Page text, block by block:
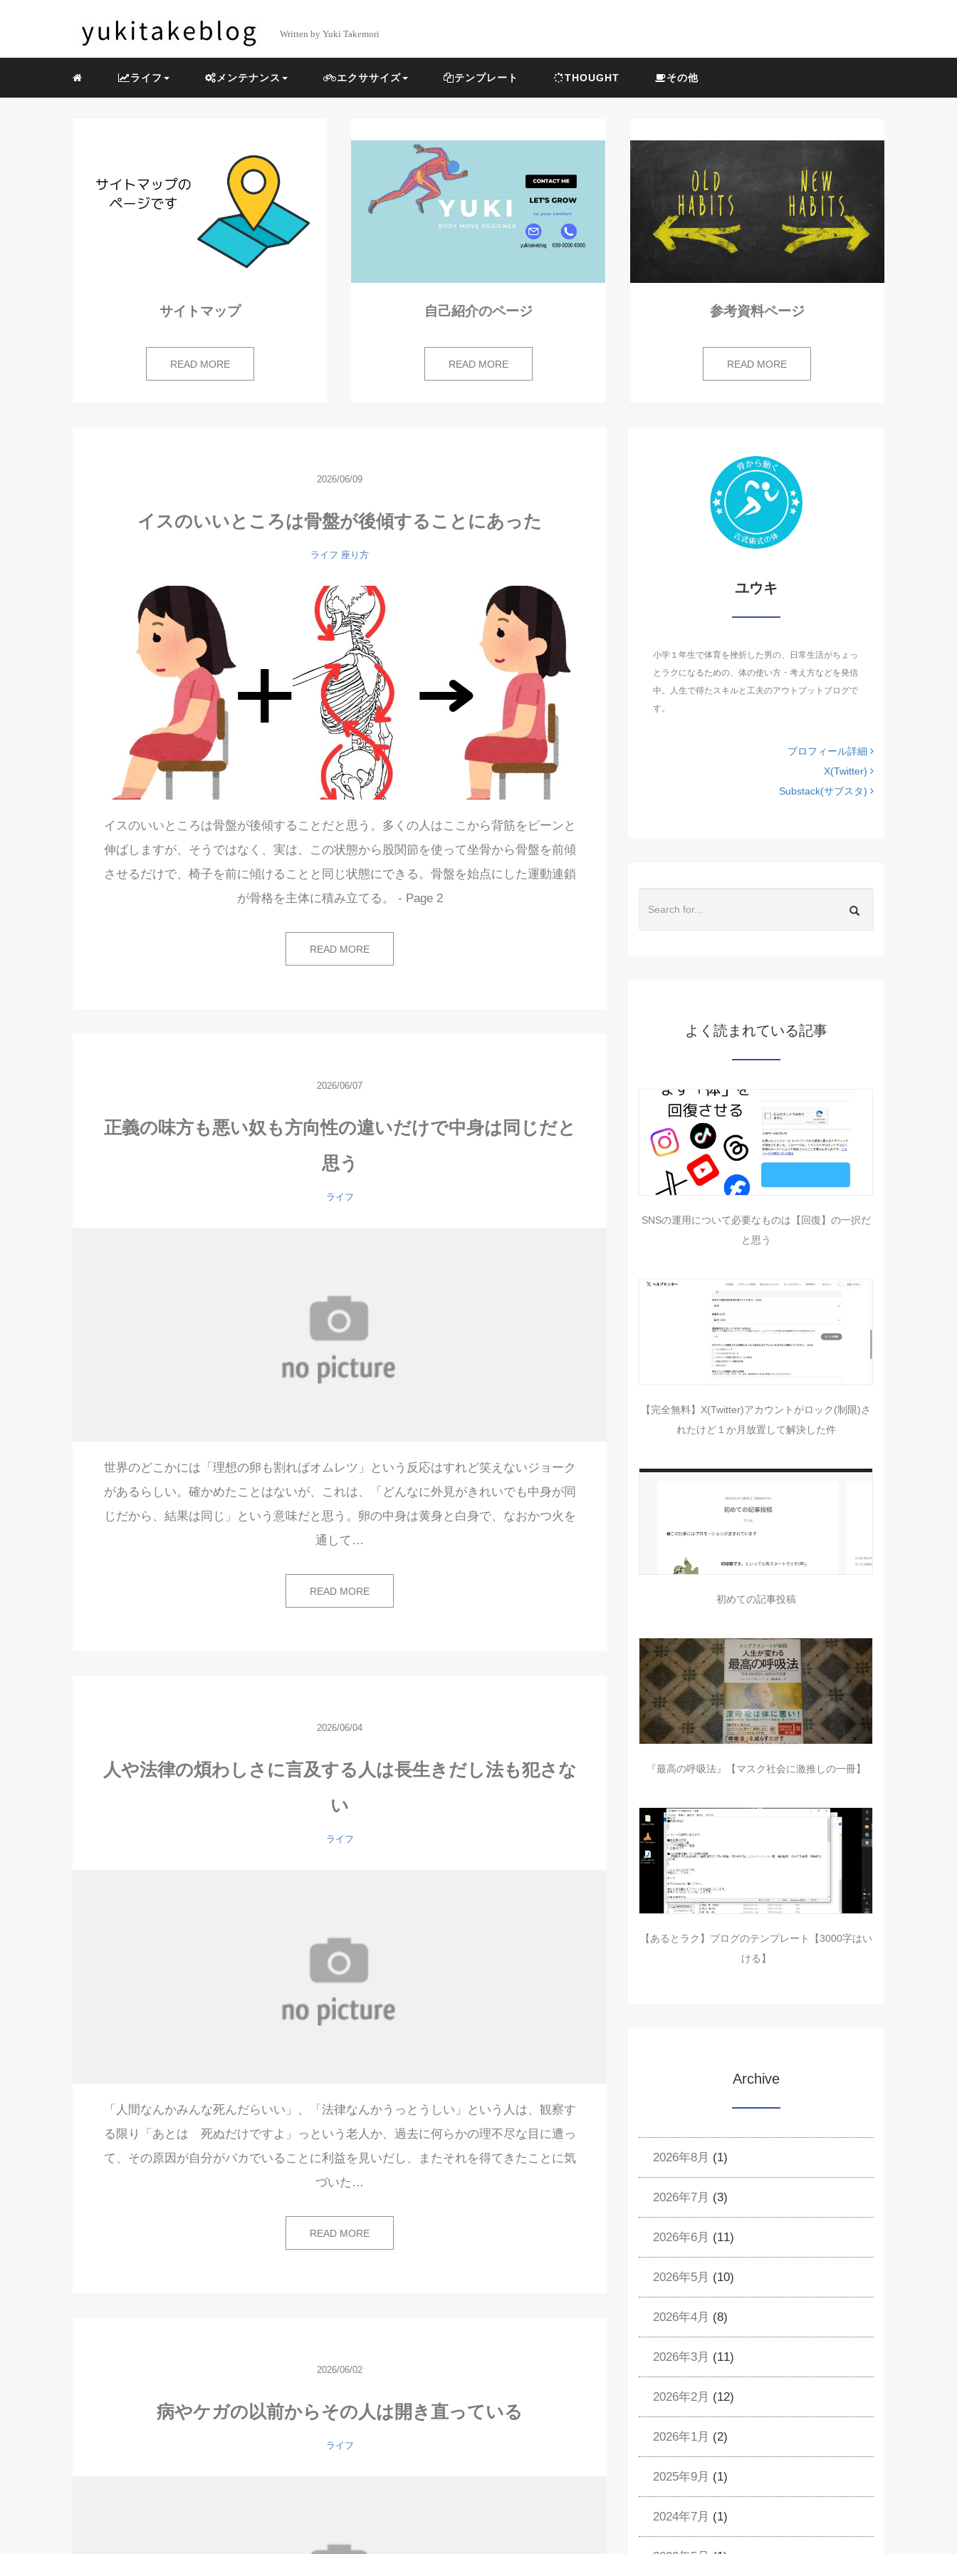
Written by Yuki Takemori
ライフ メンテナンス エクササイズ テンプレート THOUGHT その他
サイトマップ
READ MORE
自己紹介のページ
READ MORE
参考資料ページ
READ MORE
2026/06/09
イスのいいところは骨盤が後傾することにあった
ライフ 座り方
イスのいいところは骨盤が後傾することだと思う。多くの人はここから背筋をピーンと
伸ばしますが、そうではなく、実は、この状態から股関節を使って坐骨から骨盤を前傾
させるだけで、椅子を前に傾けることと同じ状態にできる。骨盤を始点にした運動連鎖
が骨格を主体に積み立てる。 - Page 2
READ MORE
2026/06/07
正義の味方も悪い奴も方向性の違いだけで中身は同じだと
思う
ライフ
世界のどこかには「理想の卵も割ればオムレツ」という反応はすれど笑えないジョーク
があるらしい。確かめたことはないが、これは、「どんなに外見がきれいでも中身が同
じだから、結果は同じ」という意味だと思う。卵の中身は黄身と白身で、なおかつ火を
通して…
READ MORE
2026/06/04
人や法律の煩わしさに言及する人は長生きだし法も犯さな
い
ライフ
「人間なんかみんな死んだらいい」、「法律なんかうっとうしい」という人は、観察す
る限り「あとは 死ぬだけですよ」っという老人か、過去に何らかの理不尽な目に遭っ
て、その原因が自分がバカでいることに利益を見いだし、またそれを得てきたことに気
づいた…
READ MORE
2026/06/02
病やケガの以前からその人は開き直っている
ライフ
ユウキ
小学１年生で体育を挫折した男の、日常生活がちょっ
とラクになるための、体の使い方・考え方などを発信
中。人生で得たスキルと工夫のアウトプットブログで
す。
プロフィール詳細
X(Twitter)
Substack(サブスタ)
よく読まれている記事
SNSの運用について必要なものは【回復】の一択だ
と思う
【完全無料】X(Twitter)アカウントがロック(制限)さ
れたけど１か月放置して解決した件
初めての記事投稿
『最高の呼吸法』【マスク社会に激推しの一冊】
【あるとラク】ブログのテンプレート【3000字はい
ける】
Archive
2026年8月 (1)
2026年7月 (3)
2026年6月 (11)
2026年5月 (10)
2026年4月 (8)
2026年3月 (11)
2026年2月 (12)
2026年1月 (2)
2025年9月 (1)
2024年7月 (1)